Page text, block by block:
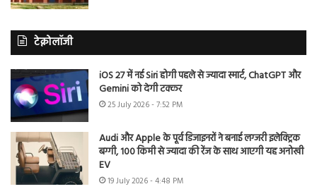
टेक्नोलॉजी
iOS 27 में नई Siri होगी पहले से ज्यादा स्मार्ट, ChatGPT और
Gemini को देगी टक्कर
25 July 2026 - 7:52 PM
Audi और Apple के पूर्व डिजाइनरों ने बनाई लग्जरी इलेक्ट्रिक
बग्गी, 100 किमी से ज्यादा की रेंज के साथ आएगी यह अनोखी
EV
19 July 2026 - 4:48 PM